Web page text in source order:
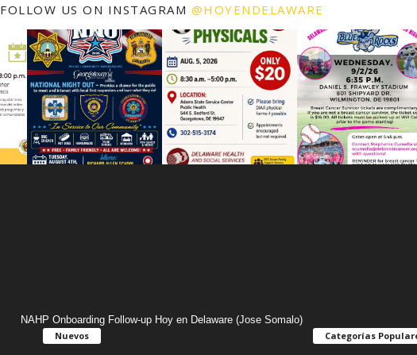
FOLLOW US ON INSTAGRAM @HOYENDELAWARE
NAHP Onboarding Follow-up Hoy en Delaware (Jose Somalo)
Nuevos
Categorías